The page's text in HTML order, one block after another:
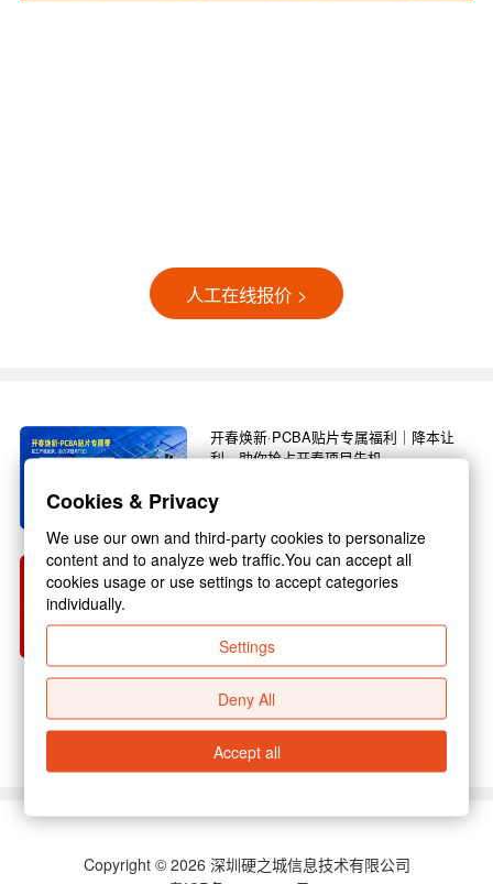
人工在线报价 >
开春焕新·PCBA贴片专属福利｜降本让
利，助你抢占开春项目先机
旺季，也是电子行业新项目启动的关键节点！不
硬之城 2026 年春节放假通知
期期间业务衔接顺畅，结合国家放假规定与公司
实际运营安排，现...
查看更多 >
Copyright © 2026 深圳硬之城信息技术有限公司
Cookies & Privacy
We use our own and third-party cookies to personalize
content and to analyze web traffic.You can accept all
cookies usage or use settings to accept categories
individually.
Settings
Deny All
Accept all